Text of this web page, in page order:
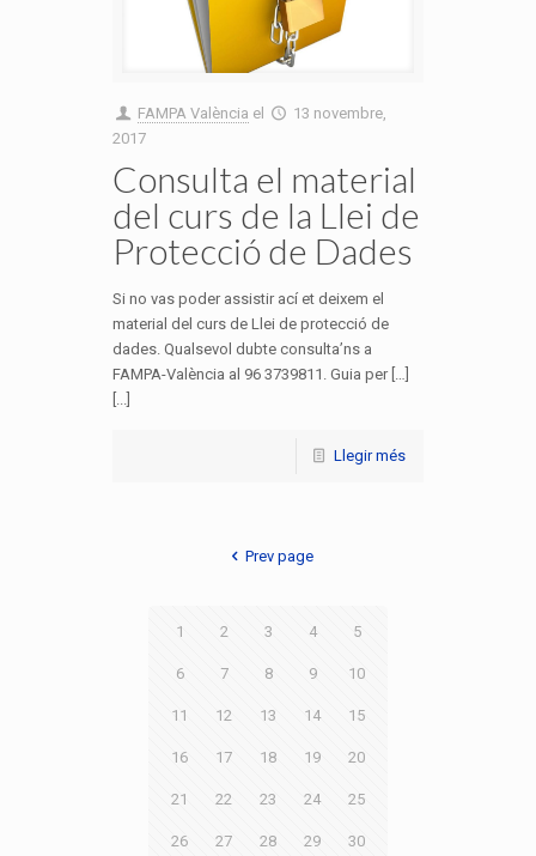
FAMPA València el
13 novembre,
2017
Consulta el material
del curs de la Llei de
Protecció de Dades
Si no vas poder assistir ací et deixem el
material del curs de Llei de protecció de
dades. Qualsevol dubte consulta’ns a
FAMPA-València al 96 3739811. Guia per […]
[...]
Llegir més
Prev page
1 2 3 4 5
6 7 8 9 10
11 12 13 14 15
16 17 18 19 20
21 22 23 24 25
26 27 28 29 30